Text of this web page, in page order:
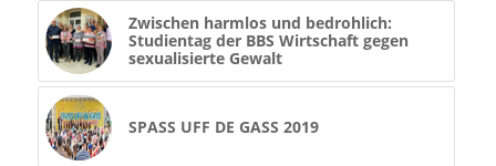
Zwischen harmlos und bedrohlich:
Studientag der BBS Wirtschaft gegen
sexualisierte Gewalt
SPASS UFF DE GASS 2019